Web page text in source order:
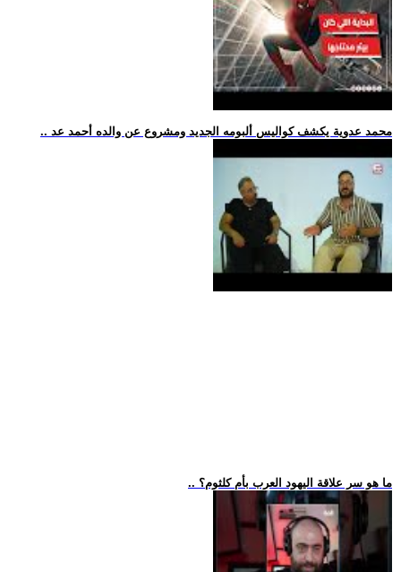
.. محمد عدوية يكشف كواليس ألبومه الجديد ومشروع عن والده أحمد عد
.. ما هو سر علاقة اليهود العرب بأم كلثوم؟